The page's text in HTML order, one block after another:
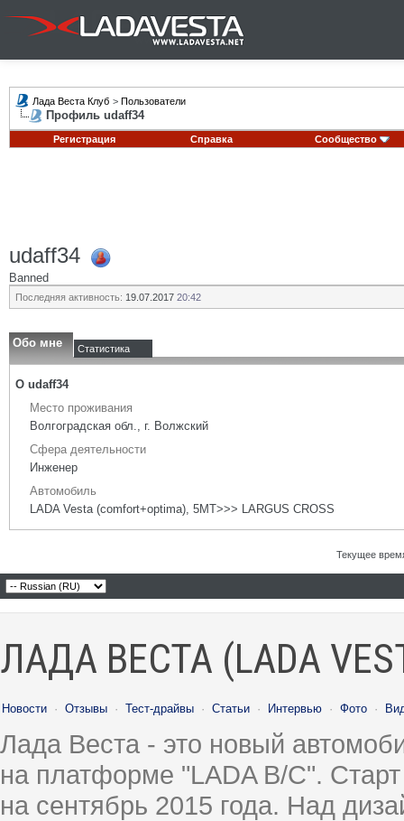
Лада Веста Клуб > Пользователи
Профиль udaff34
Регистрация Справка Сообщество
udaff34
Banned
Последняя активность: 19.07.2017 20:42
Обо мне Статистика
О udaff34
Место проживания
Волгоградская обл., г. Волжский
Сфера деятельности
Инженер
Автомобиль
LADA Vesta (comfort+optima), 5МТ>>> LARGUS CROSS
Текущее
ЛАДА ВЕСТА (LADA
Новости · Отзывы · Тест-драйвы · Статьи · Интервью · Фото ·
Лада Веста - это новый
на платформе "LADA B/C".
на сентябрь 2015 года. Над